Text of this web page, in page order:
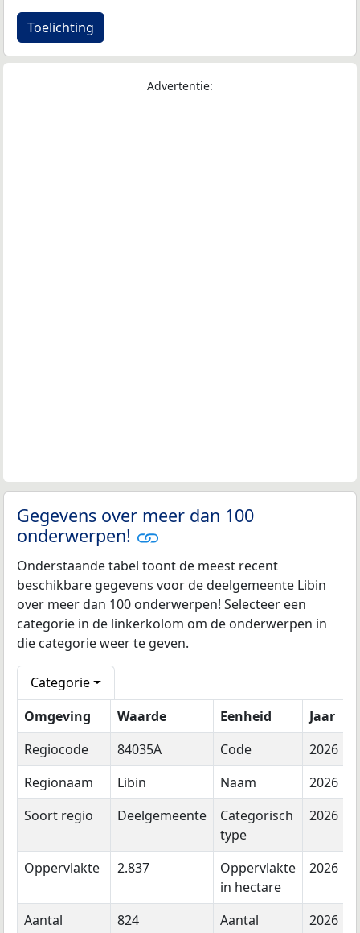
Toelichting
Advertentie:
Gegevens over meer dan 100
onderwerpen!
Onderstaande tabel toont de meest recent
beschikbare gegevens voor de deelgemeente Libin
over meer dan 100 onderwerpen! Selecteer een
categorie in de linkerkolom om de onderwerpen in
die categorie weer te geven.
Categorie
Omgeving
Waarde Eenheid
Jaar
Regiocode
84035A Code
2026
Regionaam
Libin Naam
2026
Soort regio
Deelgemeente
Categorisch
type
2026
Oppervlakte 2.837
Oppervlakte
in hectare
2026
Aantal
824 Aantal 2026